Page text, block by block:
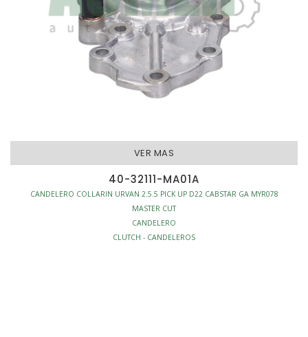
VER MAS
40-32111-MA01A
CANDELERO COLLARIN URVAN 2.5.5 PICK UP D22 CABSTAR GA MYR078
MASTER CUT
CANDELERO
CLUTCH - CANDELEROS